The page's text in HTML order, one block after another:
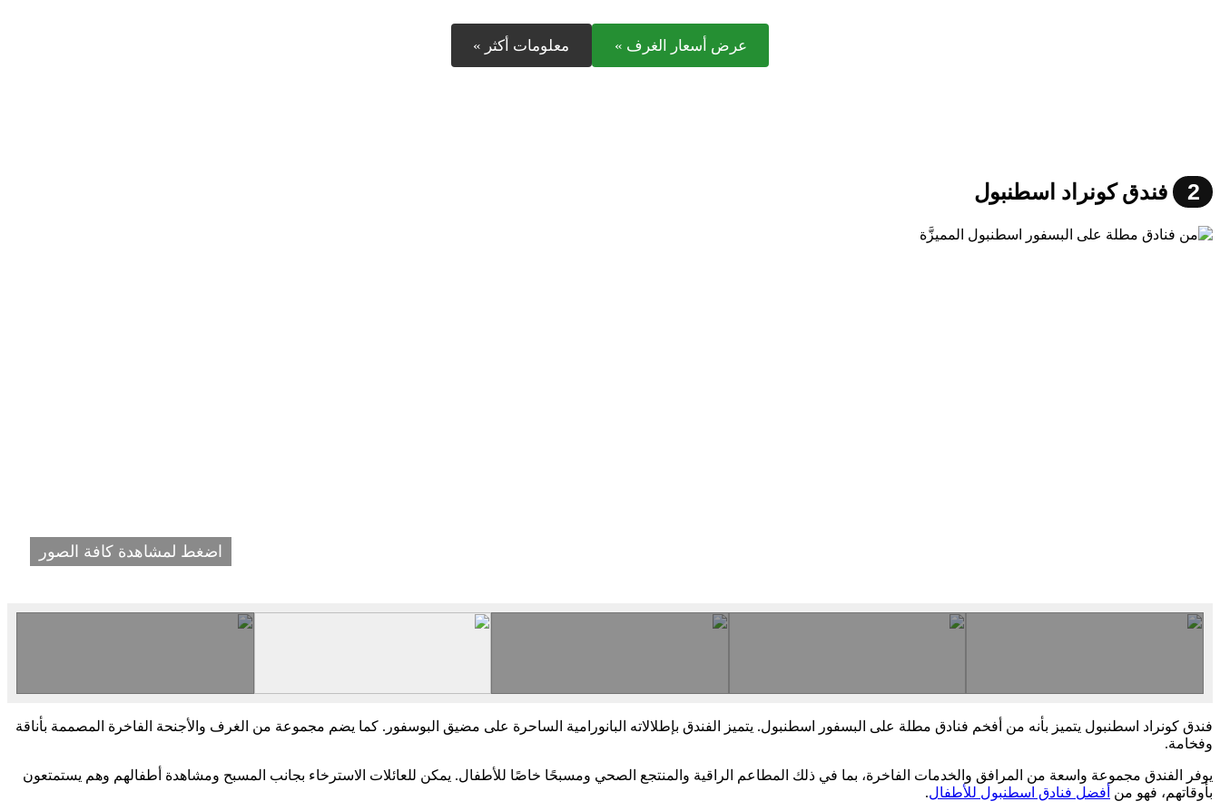
عرض أسعار الغرف » معلومات أكثر »
2 فندق كونراد اسطنبول
اضغط لمشاهدة كافة الصور
فندق كونراد اسطنبول يتميز بأنه من أفخم فنادق مطلة على البسفور اسطنبول. يتميز الفندق بإطلالاته البانورامية الساحرة على مضيق البوسفور. كما يضم مجموعة من الغرف والأجنحة الفاخرة المصممة بأناقة
وفخامة.
يوفر الفندق مجموعة واسعة من المرافق والخدمات الفاخرة، بما في ذلك المطاعم الراقية والمنتجع الصحي ومسبحًا خاصًا للأطفال. يمكن للعائلات الاسترخاء بجانب المسبح ومشاهدة أطفالهم وهم يستمتعون
بأوقاتهم، فهو من أفضل فنادق اسطنبول للأطفال.